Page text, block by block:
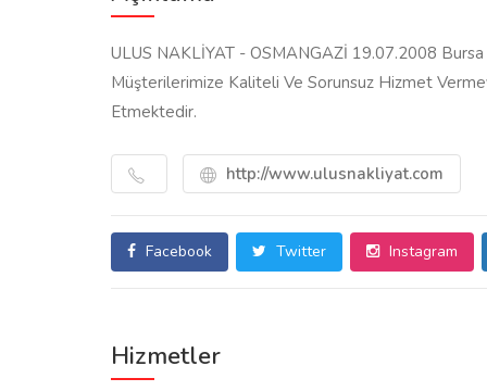
ULUS NAKLİYAT - OSMANGAZİ 19.07.2008
Müşterilerimize Kaliteli Ve Sorunsuz Hizmet
Etmektedir.
http://www.ulusnakliyat.com
Facebook Twitter Instagram
Hizmetler